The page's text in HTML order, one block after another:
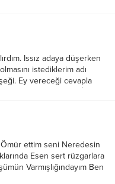
Issız adaya düşerken
istediklerim adı
Ey vereceği cevapla
ettim seni Neredesin
Esen sert rüzgarlara
Varmışlığındayım Ben